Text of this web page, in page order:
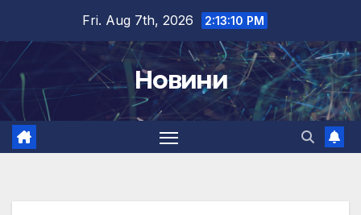
content
Fri. Aug 7th, 2026 2:13:11 PM
Новини